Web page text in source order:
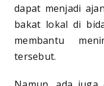
dapat menjadi
bakat lokal di
membantu
tersebut.